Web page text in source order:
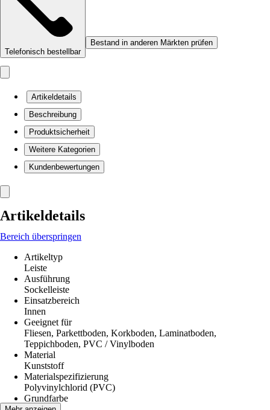
Telefonisch bestellbar
Bestand in anderen Märkten prüfen
Artikeldetails
Beschreibung
Produktsicherheit
Weitere Kategorien
Kundenbewertungen
Artikeldetails
Bereich überspringen
Artikeltyp
Leiste
Ausführung
Sockelleiste
Einsatzbereich
Innen
Geeignet für
Fliesen, Parkettboden, Korkboden, Laminatboden,
Teppichboden, PVC / Vinylboden
Material
Kunststoff
Materialspezifizierung
Polyvinylchlorid (PVC)
Grundfarbe